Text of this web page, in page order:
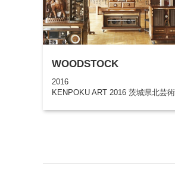
WOODSTOCK
2016
KENPOKU ART 2016 茨城県北芸